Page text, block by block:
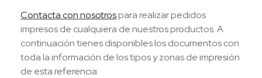
Contacta con nosotrospara realizar pedidos
impresos de cualquiera de nuestros productos. A
continuación tienes disponibles los documentos con
toda la información de los tipos y zonas de impresión
de esta referencia: